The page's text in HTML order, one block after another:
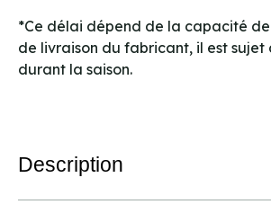
Description
*Ce délai dépend de la capacité
de livraison du fabricant, il est sujet
durant la saison.